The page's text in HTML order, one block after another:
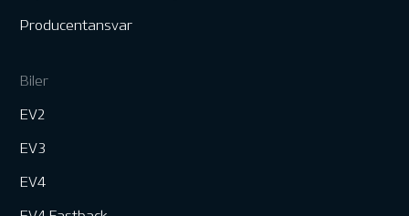
Producentansvar
Biler
EV2
EV3
EV4